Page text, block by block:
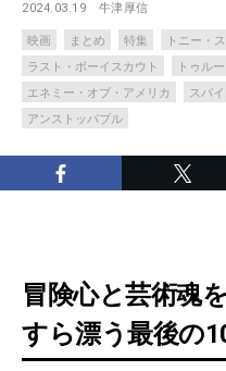
2024.03.19 牛津厚信
映画 まとめ 特集 トニー・
ラスト・ボーイスカウト
トゥル
エネミー・オブ・アメリカ
スパ
アンストッパブル
冒険心と芸術魂
すら漂う最後の